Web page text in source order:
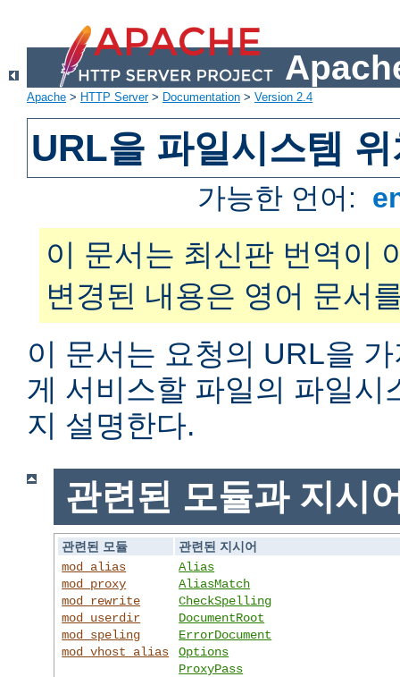
Apache > HTTP Server> Documentation > Version 2.4
URL을 파일시스템
가능한 언어:
이 문서는 최신판 번역이
변경된 내용은 영어 문서
이 문서는 요청의 URL을
게 서비스할 파일의 파일시
지 설명한다.
관련된 모듈과 지시
관련된 모듈
관련된 지시어
mod_alias
mod_proxy
mod_rewrite
mod_userdir
mod_speling
mod_vhost_alias
Alias
AliasMatch
CheckSpelling
DocumentRoot
ErrorDocument
Options
ProxyPass